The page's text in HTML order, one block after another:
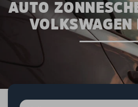
AUTO
VOLKSWAGEN